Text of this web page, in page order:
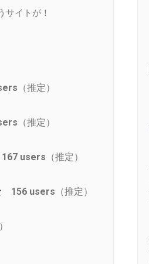
サイトが！
（推定）
（推定）
167 users （推定）
156 users （推定）